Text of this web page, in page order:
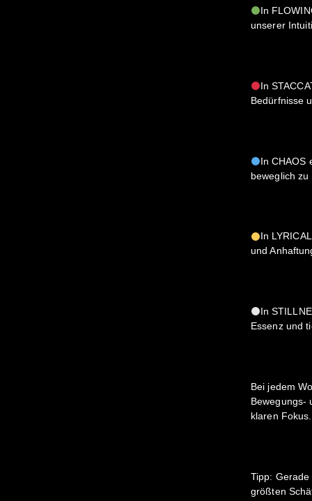
In
unserer
In
Bedürfnisse
In CHAOS
beweglich
In
und
In
Essenz und
Bei jedem
Bewegungs-
klaren Fokus.
Tipp:
größten